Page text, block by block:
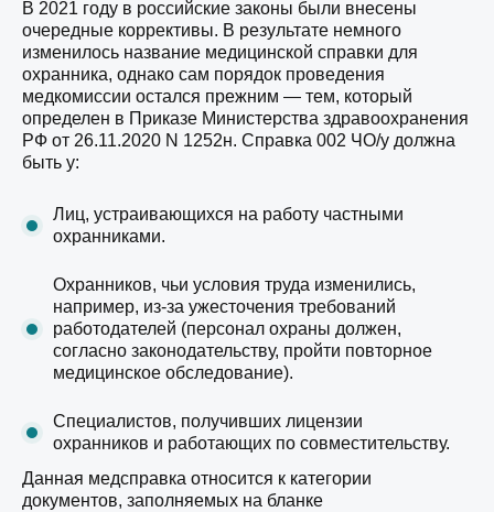
В 2021 году в российские законы были внесены
очередные коррективы. В результате немного
изменилось название медицинской справки для
охранника, однако сам порядок проведения
медкомиссии остался прежним — тем, который
определен в Приказе Министерства здравоохранения
РФ от 26.11.2020 N 1252н. Справка 002 ЧО/у должна
быть у:
Лиц, устраивающихся на работу частными
охранниками.
Охранников, чьи условия труда изменились,
например, из-за ужесточения требований
работодателей (персонал охраны должен,
согласно законодательству, пройти повторное
медицинское обследование).
Специалистов, получивших лицензии
охранников и работающих по совместительству.
Данная медсправка относится к категории
документов, заполняемых на бланке